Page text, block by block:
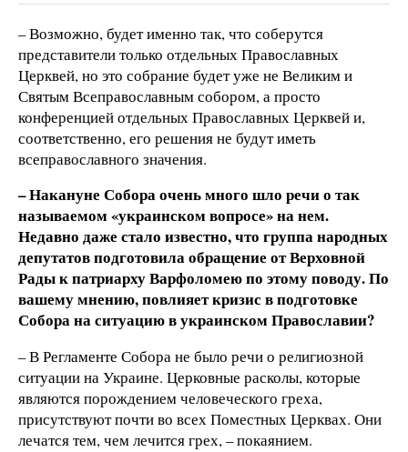
– Возможно, будет именно так, что соберутся
представители только отдельных Православных
Церквей, но это собрание будет уже не Великим и
Святым Всеправославным собором, а просто
конференцией отдельных Православных Церквей и,
соответственно, его решения не будут иметь
всеправославного значения.
– Накануне Собора очень много шло речи о так
называемом «украинском вопросе» на нем.
Недавно даже стало известно, что группа народных
депутатов подготовила обращение от Верховной
Рады к патриарху Варфоломею по этому поводу. По
вашему мнению, повлияет кризис в подготовке
Собора на ситуацию в украинском Православии?
– В Регламенте Собора не было речи о религиозной
ситуации на Украине. Церковные расколы, которые
являются порождением человеческого греха,
присутствуют почти во всех Поместных Церквах. Они
лечатся тем, чем лечится грех, – покаянием.